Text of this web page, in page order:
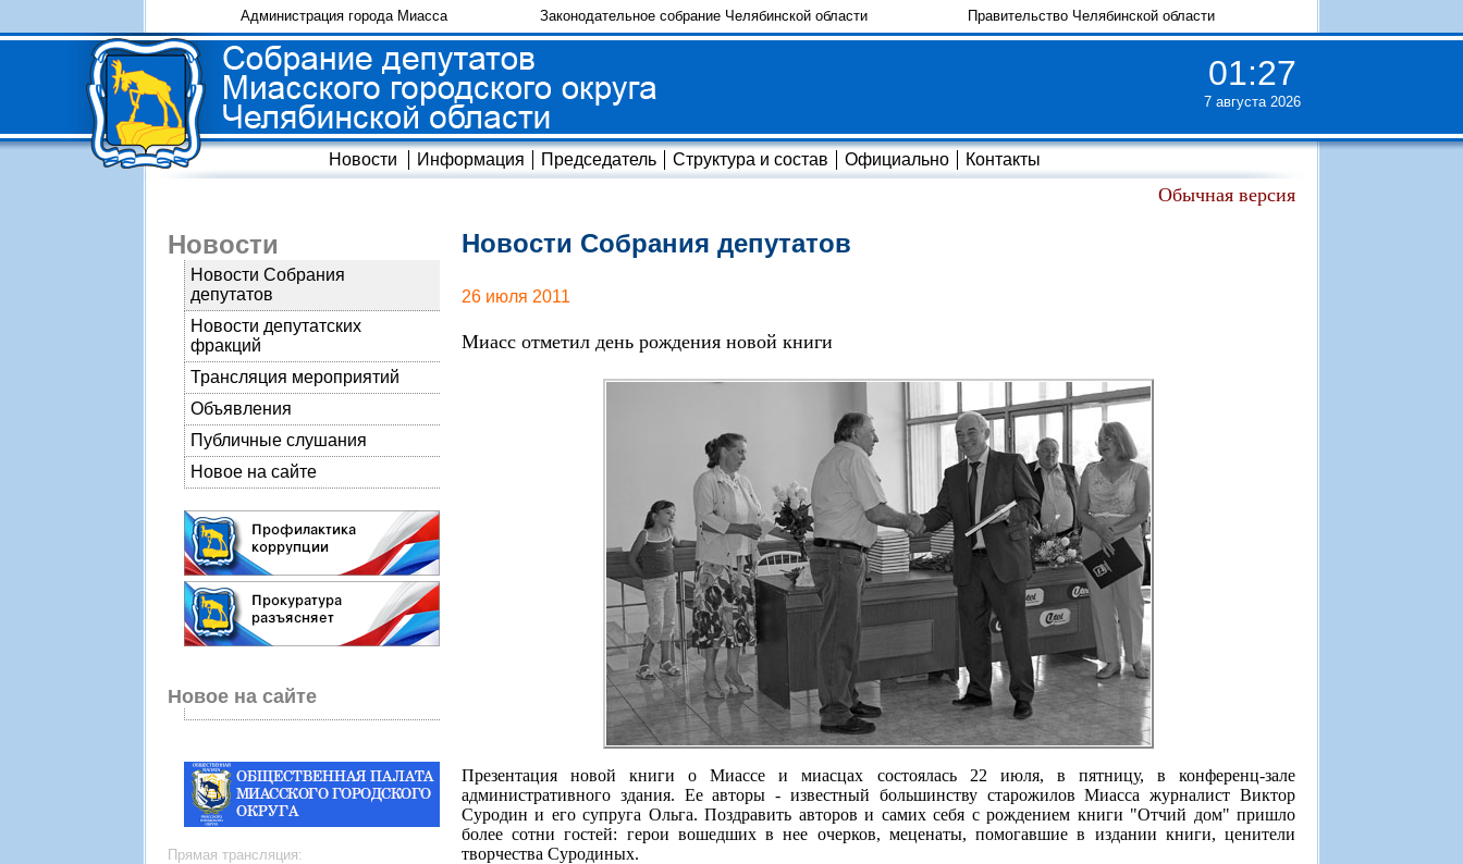
Администрация города Миасса Законодательное собрание Челябинской области Правительство Челябинской области
01:27
7 августа 2026
Новости Информация Председатель Структура и состав Официально Контакты
Обычная версия
Новости
Новости Собрания
депутатов
Новости депутатских
фракций
Трансляция мероприятий
Объявления
Публичные слушания
Новое на сайте
Новое на сайте
Прямая трансляция:
Новости Собрания депутатов
26 июля 2011
Миасс отметил день рождения новой книги
Презентация новой книги о Миассе и миасцах состоялась 22 июля, в пятницу, в конференц-зале
административного здания. Ее авторы - известный большинству старожилов Миасса журналист Виктор
Суродин и его супруга Ольга. Поздравить авторов и самих себя с рождением книги "Отчий дом" пришло
более сотни гостей: герои вошедших в нее очерков, меценаты, помогавшие в издании книги, ценители
творчества Суродиных.